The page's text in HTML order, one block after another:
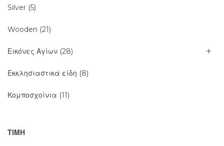
Silver (5)
Wooden (21)
Εικόνες Αγίων (28)
Εκκλησιαστικά είδη (8)
Κομποσχοίνια (11)
ΤΙΜΉ